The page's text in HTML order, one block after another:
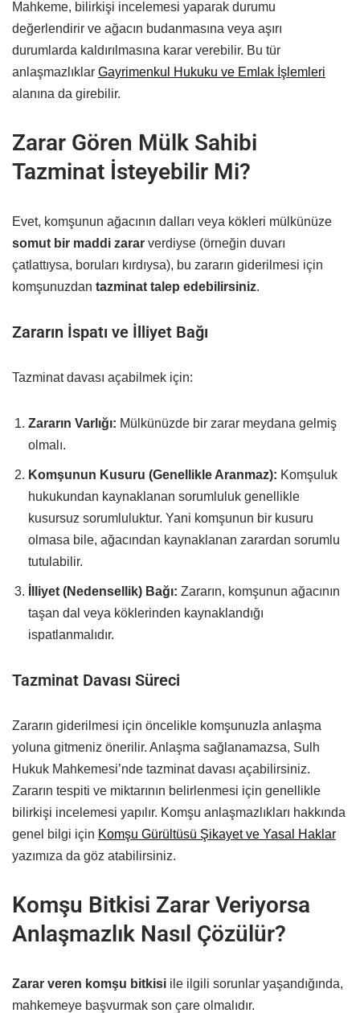
Mahkeme, bilirkişi incelemesi yaparak durumu
değerlendirir ve ağacın budanmasına veya aşırı
durumlarda kaldırılmasına karar verebilir. Bu tür
anlaşmazlıklar Gayrimenkul Hukuku ve Emlak İşlemleri
alanına da girebilir.
Zarar Gören Mülk Sahibi
Tazminat İsteyebilir Mi?
Evet, komşunun ağacının dalları veya kökleri mülkünüze
somut bir maddi zarar verdiyse (örneğin duvarı
çatlattıysa, boruları kırdıysa), bu zararın giderilmesi için
komşunuzdan tazminat talep edebilirsiniz.
Zararın İspatı ve İlliyet Bağı
Tazminat davası açabilmek için:
Zararın Varlığı: Mülkünüzde bir zarar meydana gelmiş
olmalı.
Komşunun Kusuru (Genellikle Aranmaz): Komşuluk
hukukundan kaynaklanan sorumluluk genellikle
kusursuz sorumluluktur. Yani komşunun bir kusuru
olmasa bile, ağacından kaynaklanan zarardan sorumlu
tutulabilir.
İlliyet (Nedensellik) Bağı: Zararın, komşunun ağacının
taşan dal veya köklerinden kaynaklandığı
ispatlanmalıdır.
Tazminat Davası Süreci
Zararın giderilmesi için öncelikle komşunuzla anlaşma
yoluna gitmeniz önerilir. Anlaşma sağlanamazsa, Sulh
Hukuk Mahkemesi’nde tazminat davası açabilirsiniz.
Zararın tespiti ve miktarının belirlenmesi için genellikle
bilirkişi incelemesi yapılır. Komşu anlaşmazlıkları hakkında
genel bilgi için Komşu Gürültüsü Şikayet ve Yasal Haklar
yazımıza da göz atabilirsiniz.
Komşu Bitkisi Zarar Veriyorsa
Anlaşmazlık Nasıl Çözülür?
Zarar veren komşu bitkisi ile ilgili sorunlar yaşandığında,
mahkemeye başvurmak son çare olmalıdır.